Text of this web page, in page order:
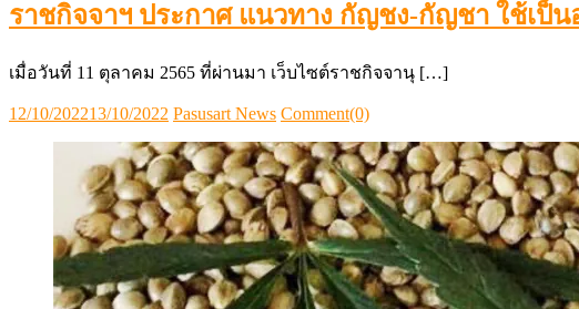
ราชกิจจาฯ ประกาศ แนวทาง กัญชง-กัญชา ใช้เป็
เมื่อวันที่ 11 ตุลาคม 2565 ที่ผ่านมา เว็บไซต์ราชกิจจานุ […]
Posted
12/10/202213/10/2022 Author
Pasusart News Comment(0)